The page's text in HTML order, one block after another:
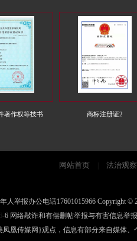
著作权等技书 商标注册证2
网站首页 法治观
人举报办公电话17601015966 Copyright ©
6 网络敲诈和有偿删帖举报与有害信息举
凰传媒网}观点，信息有部分来自媒体